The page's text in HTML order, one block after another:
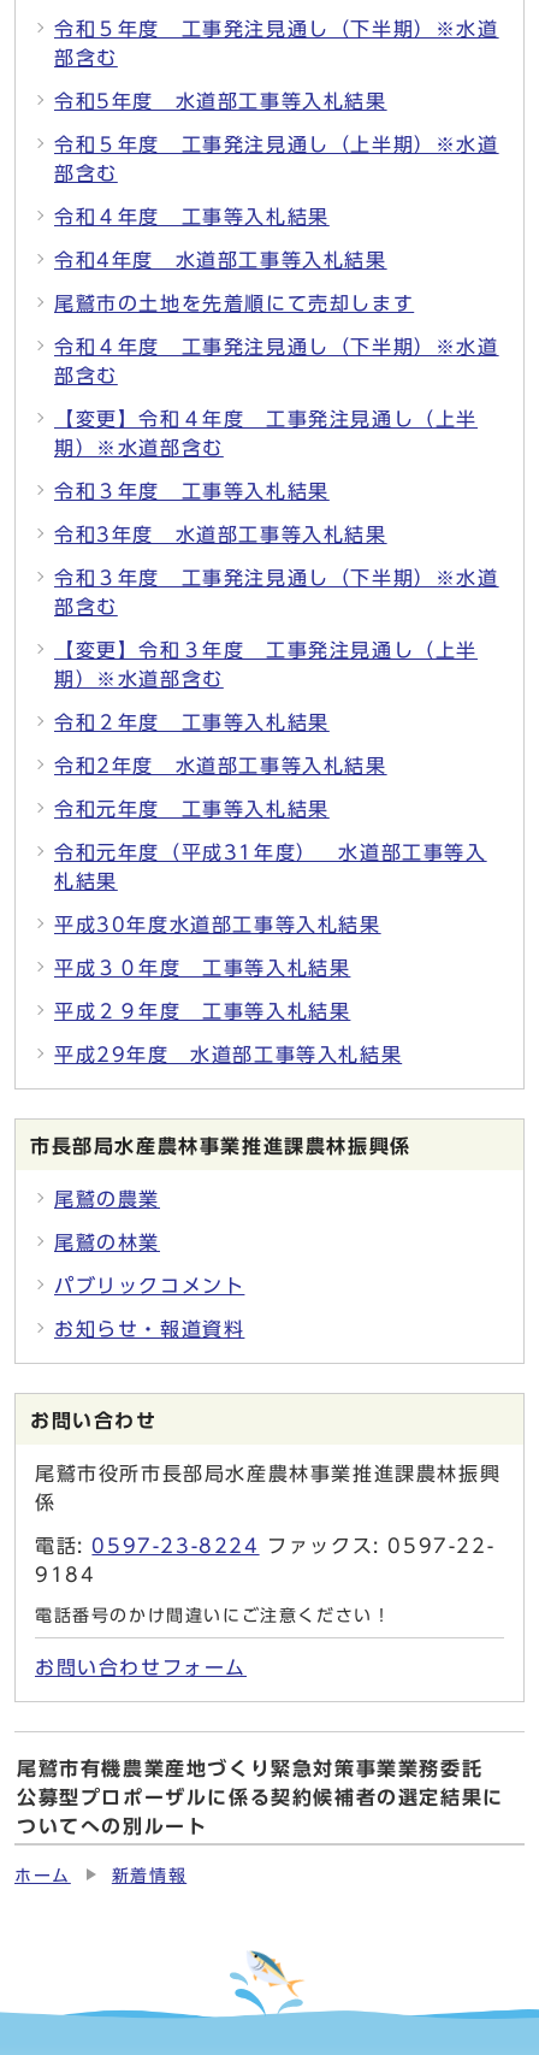
令和５年度 工事発注見通し（下半期）※水道
部含む
令和5年度 水道部工事等入札結果
令和５年度 工事発注見通し（上半期）※水道
部含む
令和４年度 工事等入札結果
令和4年度 水道部工事等入札結果
尾鷲市の土地を先着順にて売却します
令和４年度 工事発注見通し（下半期）※水道
部含む
【変更】令和４年度 工事発注見通し（上半
期）※水道部含む
令和３年度 工事等入札結果
令和3年度 水道部工事等入札結果
令和３年度 工事発注見通し（下半期）※水道
部含む
【変更】令和３年度 工事発注見通し（上半
期）※水道部含む
令和２年度 工事等入札結果
令和2年度 水道部工事等入札結果
令和元年度 工事等入札結果
令和元年度（平成31年度） 水道部工事等入
札結果
平成30年度水道部工事等入札結果
平成３０年度 工事等入札結果
平成２９年度 工事等入札結果
平成29年度 水道部工事等入札結果
市長部局水産農林事業推進課農林振興係
尾鷲の農業
尾鷲の林業
パブリックコメント
お知らせ・報道資料
お問い合わせ
尾鷲市役所市長部局水産農林事業推進課農林振興
係
電話: 0597-23-8224
ファックス: 0597-22-
9184
電話番号のかけ間違いにご注意ください！
お問い合わせフォーム
尾鷲市有機農業産地づくり緊急対策事業業務委託
公募型プロポーザルに係る契約候補者の選定結果に
ついてへの別ルート
ホーム 新着情報